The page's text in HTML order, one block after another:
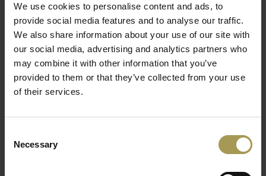
We use cookies to personalise content and ads, to
provide social media features and to analyse our traffic.
We also share information about your use of our site with
our social media, advertising and analytics partners who
may combine it with other information that you’ve
provided to them or that they’ve collected from your use
of their services.
Selection
Necessary
45-51h x 52b x 43d cm
synchroonmechanisme,
breedte verstelbaar
Normen/test:EN 1335, LGA/GS, DIN 14001
Direct leverbaar in het zwart
Lees meer